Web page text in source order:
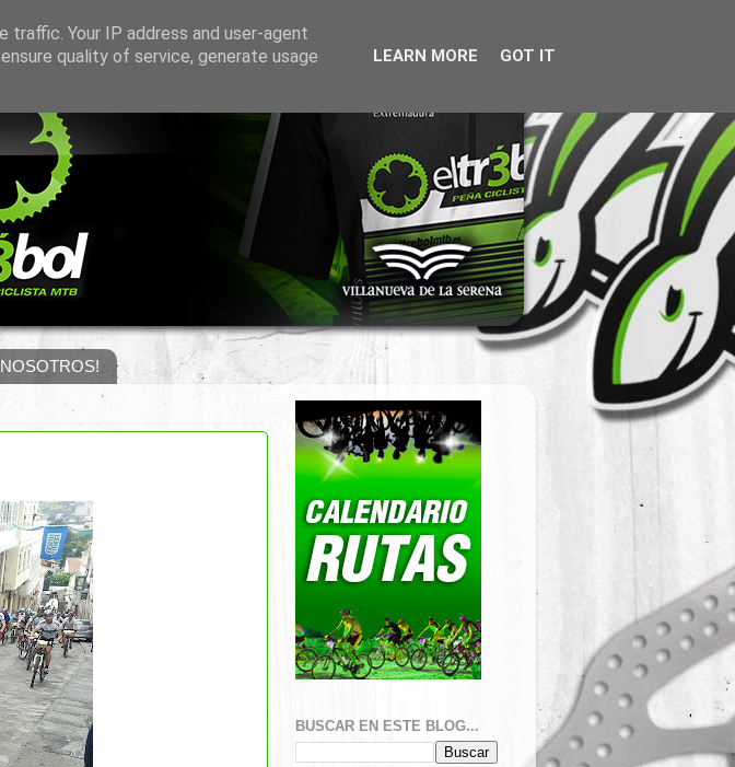
BUSCAR EN ESTE BLOG...
Your IP address and user-agent
quality of service, generate usage
LEARN MORE GOT IT